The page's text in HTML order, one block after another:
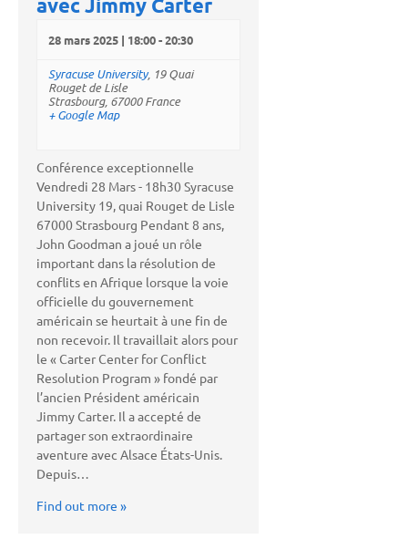
avec Jimmy Carter
28 mars 2025 | 18:00-20:30
Syracuse University, 19 Quai
Rouget de Lisle
Strasbourg, 67000 France
+ Google Map
Conférence exceptionnelle
Vendredi 28 Mars - 18h30 Syracuse
University 19, quai Rouget de Lisle
67000 Strasbourg Pendant 8 ans,
John Goodman a joué un rôle
important dans la résolution de
conflits en Afrique lorsque la voie
officielle du gouvernement
américain se heurtait à une fin de
non recevoir. Il travaillait alors pour
le « Carter Center for Conflict
Resolution Program » fondé par
l’ancien Président américain
Jimmy Carter. Il a accepté de
partager son extraordinaire
aventure avec Alsace États-Unis.
Depuis…
Find out more »